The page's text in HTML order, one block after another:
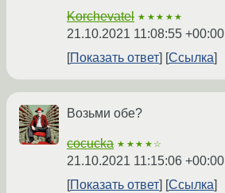
Korchevatel ★★★★★
21.10.2021 11:08:55 +00:00
Показать ответ
Ссылка
Возьми обе?
cocucka ★★★★☆
21.10.2021 11:15:06 +00:00
Показать ответ
Ссылка